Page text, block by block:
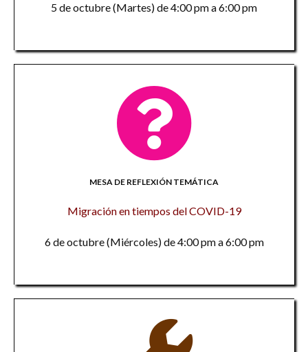
5 de octubre (Martes) de 4:00 pm a 6:00 pm
MESA DE REFLEXIÓN TEMÁTICA
Migración en tiempos del COVID-19
6 de octubre (Miércoles) de 4:00 pm a 6:00 pm